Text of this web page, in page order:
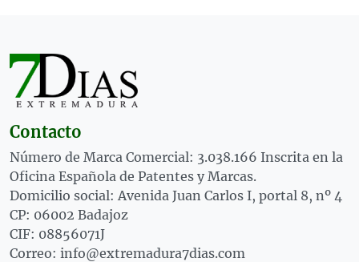
Contacto
Número de Marca Comercial: 3.038.166 Inscrita en la
Oficina Española de Patentes y Marcas.
Domicilio social: Avenida Juan Carlos I, portal 8, nº 4
CP: 06002 Badajoz
CIF: 08856071J
Correo: info@extremadura7dias.com